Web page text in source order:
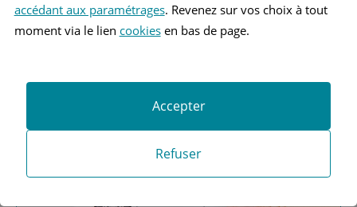
Vous recherchez une
Obtenez vos devis MAAF
accédant aux paramétrages. Revenez sur vos choix à tout
moment via le lien cookiesen bas de page.
Refuser
Accepter